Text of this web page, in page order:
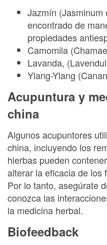
Jazmín (Jasminum
encontrado de
propiedades
Camomila
Lavanda,
Ylang-Ylang
Acupuntura y
china
Algunos acupuntores
china, incluyendo los
hierbas pueden
alterar la eficacia de los
Por lo tanto, asegúrate
conozca las
la medicina herbal.
Biofeedback